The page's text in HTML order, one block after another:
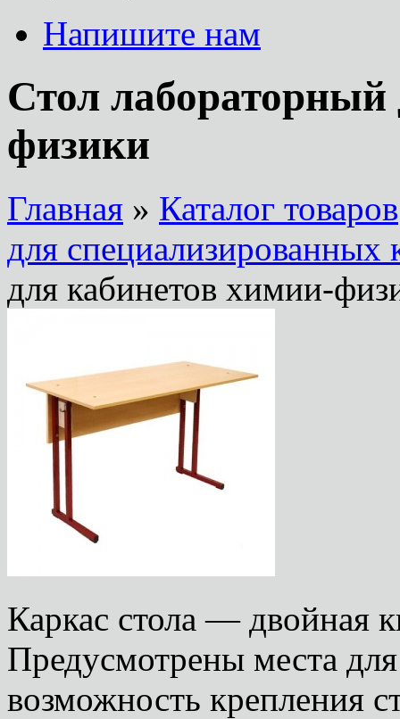
Напишите нам
Стол
физики
Главная » Каталог товаров
для специализированных
для кабинетов химии-
Каркас стола — двойная
Предусмотрены места
возможность крепления